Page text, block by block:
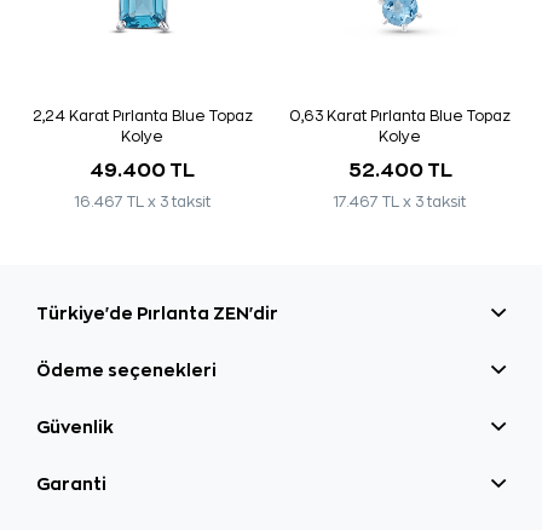
2,24 Karat Pırlanta Blue Topaz
Kolye
49.400 TL
16.467 TL x 3 taksit
0,63 Karat Pırlanta Blue Topaz
Kolye
52.400 TL
17.467 TL x 3 taksit
Türkiye'de Pırlanta ZEN'dir
Ödeme seçenekleri
Güvenlik
Garanti